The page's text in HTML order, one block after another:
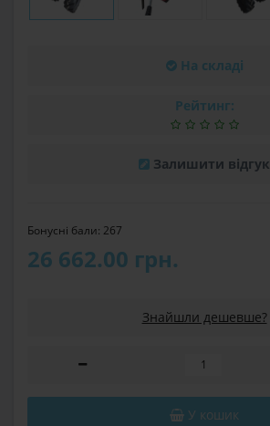
На складі
Рейтинг:
Залишити відгук
Бонусні бали: 267
26 662.00 грн.
Знайшли дешевше?
У кошик